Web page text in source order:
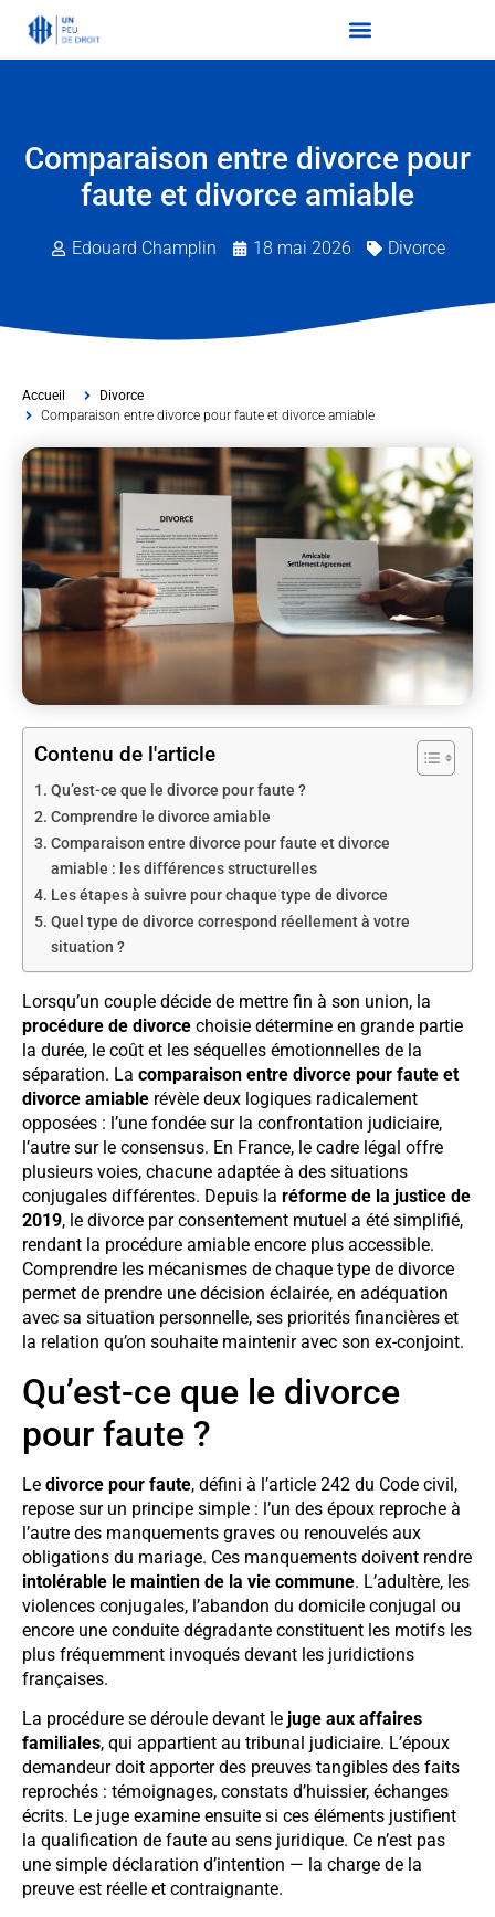
Comparaison entre divorce pour
faute et divorce amiable
Edouard Champlin 18 mai 2026 Divorce
Accueil
Divorce
Comparaison entre divorce pour faute et divorce amiable
Contenu de l'article
Qu’est-ce que le divorce pour faute ?
Comprendre le divorce amiable
Comparaison entre divorce pour faute et divorce
amiable : les différences structurelles
Les étapes à suivre pour chaque type de divorce
Quel type de divorce correspond réellement à votre
situation ?
Lorsqu’un couple décide de mettre fin à son union, la
procédure de divorce choisie détermine en grande partie
la durée, le coût et les séquelles émotionnelles de la
séparation. La comparaison entre divorce pour faute et
divorce amiable révèle deux logiques radicalement
opposées : l’une fondée sur la confrontation judiciaire,
l’autre sur le consensus. En France, le cadre légal offre
plusieurs voies, chacune adaptée à des situations
conjugales différentes. Depuis la réforme de la justice de
2019, le divorce par consentement mutuel a été simplifié,
rendant la procédure amiable encore plus accessible.
Comprendre les mécanismes de chaque type de divorce
permet de prendre une décision éclairée, en adéquation
avec sa situation personnelle, ses priorités financières et
la relation qu’on souhaite maintenir avec son ex-conjoint.
Qu’est-ce que le divorce
pour faute ?
Le divorce pour faute, défini à l’article 242 du Code civil,
repose sur un principe simple : l’un des époux reproche à
l’autre des manquements graves ou renouvelés aux
obligations du mariage. Ces manquements doivent rendre
intolérable le maintien de la vie commune. L’adultère, les
violences conjugales, l’abandon du domicile conjugal ou
encore une conduite dégradante constituent les motifs les
plus fréquemment invoqués devant les juridictions
françaises.
La procédure se déroule devant le juge aux affaires
familiales, qui appartient au tribunal judiciaire. L’époux
demandeur doit apporter des preuves tangibles des faits
reprochés : témoignages, constats d’huissier, échanges
écrits. Le juge examine ensuite si ces éléments justifient
la qualification de faute au sens juridique. Ce n’est pas
une simple déclaration d’intention — la charge de la
preuve est réelle et contraignante.